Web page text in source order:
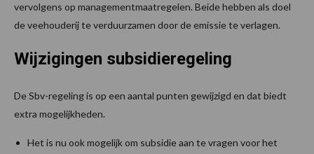
vervolgens op managementmaatregelen. Beide hebben als doel
de veehouderij te verduurzamen door de emissie te verlagen.
Wijzigingen subsidieregeling
De Sbv-regeling is op een aantal punten gewijzigd en dat biedt
extra mogelijkheden.
Het is nu ook mogelijk om subsidie aan te vragen voor het